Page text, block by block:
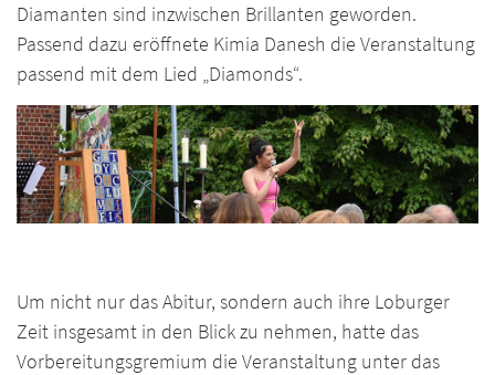
Diamanten sind inzwischen Brillanten geworden.
Passend dazu eröffnete Kimia Danesh die Veranstaltung
passend mit dem Lied „Diamonds“.
Um nicht nur das Abitur, sondern auch ihre Loburger
Zeit insgesamt in den Blick zu nehmen, hatte das
Vorbereitungsgremium die Veranstaltung unter das